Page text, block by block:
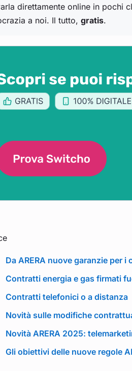
direttamente online in pochi
a noi. Il tutto, gratis.
Da ARERA nuove garanzie per
Contratti energia e gas firmati
Contratti telefonici o a distanza
Novità sulle modifiche
Novità ARERA 2025:
Gli obiettivi delle nuove regole